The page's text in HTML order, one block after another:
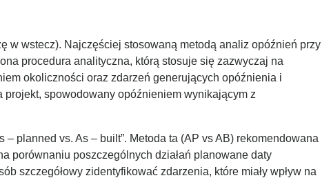
w wstecz). Najczęściej stosowaną metodą analiz opóźnień przy
procedura analityczna, którą stosuje się zazwyczaj na
okoliczności oraz zdarzeń generujących opóźnienia i
projekt, spowodowany opóźnieniem wynikającym z
planned vs. As – built”. Metoda ta (AP vs AB) rekomendowana
porównaniu poszczególnych działań planowane daty
szczegółowy zidentyfikować zdarzenia, które miały wpływ na